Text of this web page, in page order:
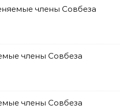
члены Совбеза
члены Совбеза
члены Совбеза